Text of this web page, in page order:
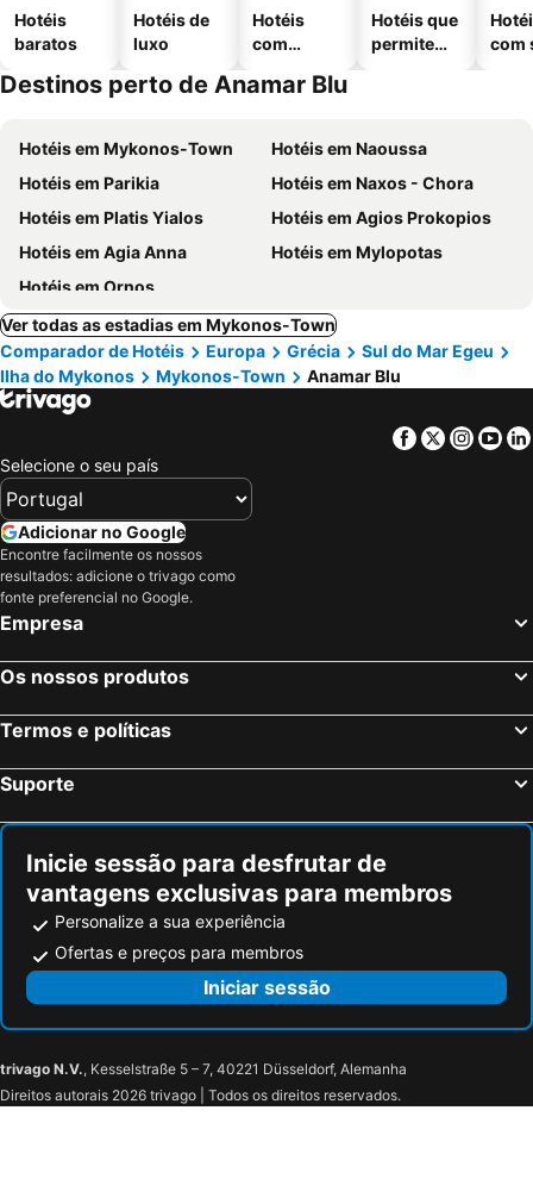
Hotéis
baratos
Hotéis de
luxo
Hotéis
com
Hotéis que
permitem
com
Destinos perto de Anamar Blu
Hotéis em Mykonos-Town
Hotéis em Naoussa
Hotéis em Parikia
Hotéis em Naxos - Chora
Hotéis em Platis Yialos
Hotéis em Agios Prokopios
Hotéis em Agia Anna
Hotéis em Mylopotas
Hotéis em Ornos
Ver todas as estadias em Mykonos-Town
Comparador de Hotéis
Europa Grécia
Sul do Mar Egeu
Ilha do Mykonos
Mykonos-Town Anamar Blu
Facebook
Twitter
Selecione o seu país
Adicionar no Google
Encontre facilmente os nossos
resultados: adicione o trivago como
fonte preferencial no Google.
Empresa
Os nossos produtos
Termos e políticas
Suporte
Inicie sessão para desfrutar de
vantagens exclusivas para membros
Personalize a sua experiência
Ofertas e preços para membros
Iniciar sessão
trivago N.V., Kesselstraße 5 – 7, 40221 Düsseldorf, Alemanha
Direitos autorais 2026 trivago | Todos os direitos reservados.